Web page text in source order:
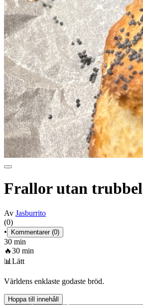
Frallor utan trubbel
Av Jasburrito
(0)
•
Kommentarer (0)
30 min
🔥30 min
📊 Lätt
Världens enklaste godaste bröd.
Hoppa till innehåll